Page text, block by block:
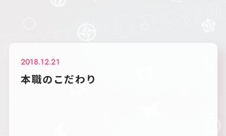
2018.12.21
本職のこだわり